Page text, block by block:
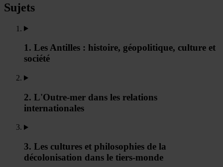
Sujets
1. Les Antilles : histoire, géopolitique, culture et
société
2. L'Outre-mer dans les relations
internationales
3. Les cultures et philosophies de la
décolonisation dans le tiers-monde